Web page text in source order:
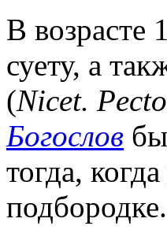
В возрасте
суету, а
(Nicet.
Богослов
тогда,
подбородке.